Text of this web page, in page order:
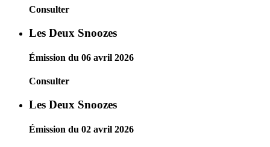
Consulter
Les Deux Snoozes
Émission du 06 avril 2026
Consulter
Les Deux Snoozes
Émission du 02 avril 2026